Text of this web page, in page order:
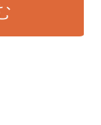
ます。 また、
保護マネジメ
、社会的要請